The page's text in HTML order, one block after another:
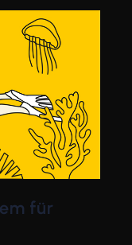
für